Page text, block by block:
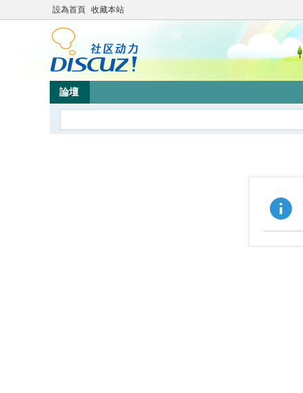
設為首頁 收藏本站
論壇